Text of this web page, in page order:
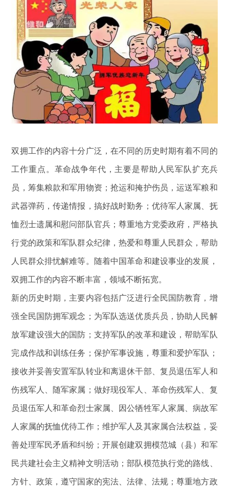
双拥工作的内容十分广泛，在不同的历史时期有着不同的
工作重点。革命战争年代，主要是帮助人民军队扩充兵
员，筹集粮款和军用物资；抢运和掩护伤员，运送军粮和
武器弹药，传递情报，搞好战时勤务；优待军人家属、抚
恤烈士遗属和慰问部队官兵；尊重地方党委政府，严格执
行党的政策和军队群众纪律，热爱和尊重人民群众，帮助
人民群众排忧解难等。随着中国革命和建设事业的发展，
双拥工作的内容不断丰富，领域不断拓宽。
新的历史时期，主要内容包括广泛进行全民国防教育，增
强全民国防拥军观念；为军队选送优质兵员，协助人民解
放军建设强大的国防；支持军队的改革和建设，帮助军队
完成作战和训练任务；保护军事设施，尊重和爱护军队；
接收并妥善安置军队转业和离退休干部、复员退伍军人和
伤残军人、随军家属；做好现役军人、革命伤残军人、复
员退伍军人和革命烈士家属、因公牺牲军人家属、病故军
人家属的抚恤优待工作；维护军人及其家属合法权益，妥
善处理军民矛盾和纠纷；开展创建双拥模范城（县）和军
民共建社会主义精神文明活动；部队模范执行党的路线、
方针、政策，遵守国家的宪法、法律、法规；尊重地方政